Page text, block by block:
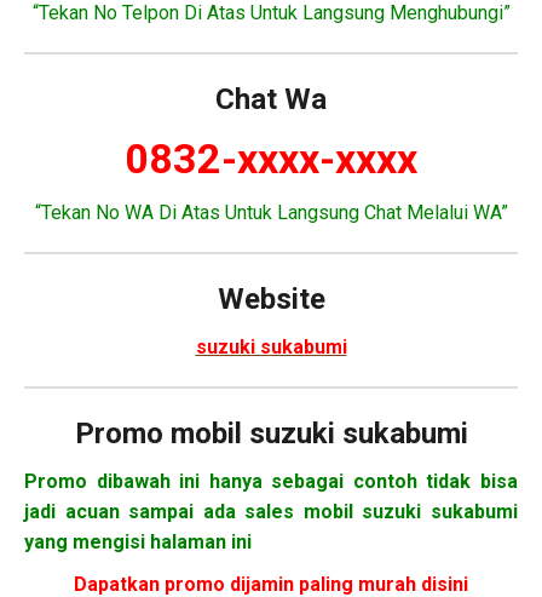
“Tekan No Telpon Di Atas Untuk Langsung Menghubungi”
Chat Wa
0832-xxxx-xxxx
“Tekan No WA Di Atas Untuk Langsung Chat Melalui WA”
Website
suzuki sukabumi
Promo mobil suzuki sukabumi
Promo dibawah ini hanya sebagai contoh tidak bisa
jadi acuan sampai ada sales mobil suzuki sukabumi
yang mengisi halaman ini
Dapatkan promo dijamin paling murah disini